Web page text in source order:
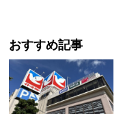
おすすめ記事